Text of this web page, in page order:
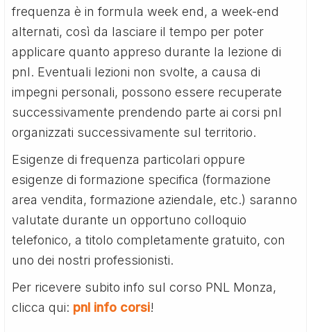
frequenza è in formula week end, a week-end
alternati, così da lasciare il tempo per poter
applicare quanto appreso durante la lezione di
pnl. Eventuali lezioni non svolte, a causa di
impegni personali, possono essere recuperate
successivamente prendendo parte ai corsi pnl
organizzati successivamente sul territorio.
Esigenze di frequenza particolari oppure
esigenze di formazione specifica (formazione
area vendita, formazione aziendale, etc.) saranno
valutate durante un opportuno colloquio
telefonico, a titolo completamente gratuito, con
uno dei nostri professionisti.
Per ricevere subito info sul corso PNL Monza,
clicca qui: pnl info corsi!